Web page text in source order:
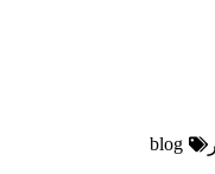
blog